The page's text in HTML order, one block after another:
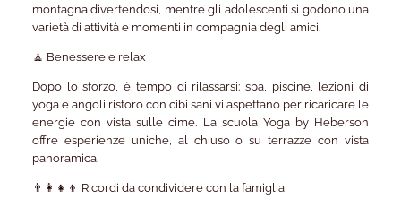
montagna divertendosi, mentre gli adolescenti si godono una
varietà di attività e momenti in compagnia degli amici.
🧘 Benessere e relax
Dopo lo sforzo, è tempo di rilassarsi: spa, piscine, lezioni di
yoga e angoli ristoro con cibi sani vi aspettano per ricaricare le
energie con vista sulle cime. La scuola Yoga by Heberson
offre esperienze uniche, al chiuso o su terrazze con vista
panoramica.
👨‍👩‍👧‍👦 Ricordi da condividere con la famiglia